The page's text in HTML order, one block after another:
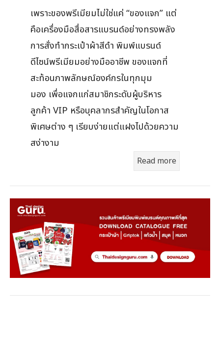
เพราะของพรีเมียมไม่ใช่แค่ “ของแจก” แต่
คือเครื่องมือสื่อสารแบรนด์อย่างทรงพลัง
การสั่งทำกระเป๋าผ้าสีดำ พิมพ์แบรนด์
ดีไซน์พรีเมียมอย่างมืออาชีพ ของแจกที่
สะท้อนภาพลักษณ์องค์กรในทุกมุม
มอง เพื่อแจกแก่สมาชิกระดับผู้บริหาร
ลูกค้า VIP หรือบุคลากรสำคัญในโอกาส
พิเศษต่าง ๆ เรียบง่ายแต่แฝงไปด้วยความ
สง่างาม
Read more